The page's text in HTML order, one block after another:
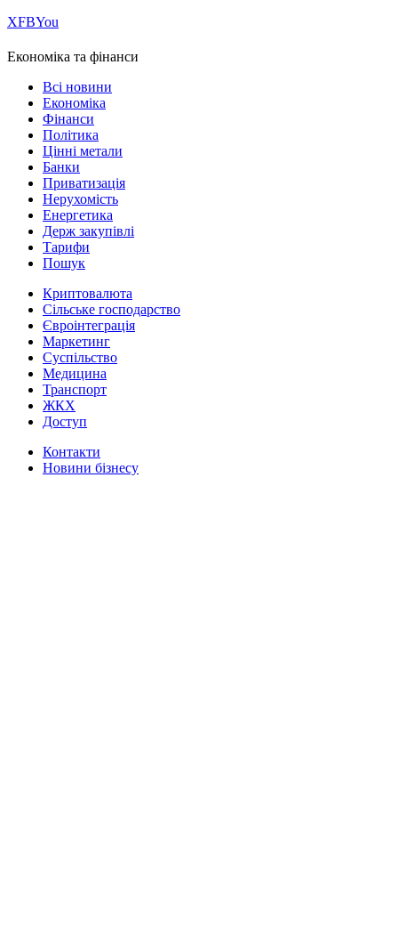
ХFBYou
Економіка та фінанси
Всі новини
Економіка
Фінанси
Політика
Цінні метали
Банки
Приватизація
Нерухомість
Енергетика
Держ закупівлі
Тарифи
Пошук
Криптовалюта
Сільське господарство
Євроінтеграція
Маркетинг
Суспільство
Медицина
Транспорт
ЖКХ
Доступ
Контакти
Новини бізнесу